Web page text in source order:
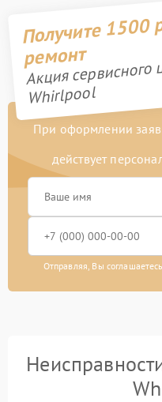
Получите 1500
ремонт
Акция сервисного
Whirlpool
При оформлении
действует
Отправляя, Вы